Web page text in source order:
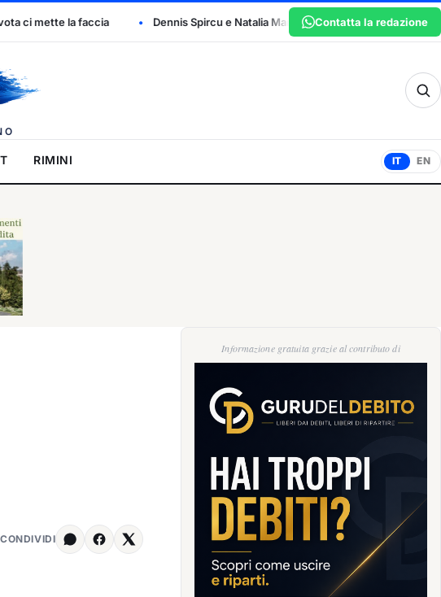
Dennis Spircu e Natalia Maria Dicu sono i vincitori del San Marino Junior Open
Contatta la redazione
RIMINI IT EN
CONDIVIDI
Informazione gratuita grazie al contributo di